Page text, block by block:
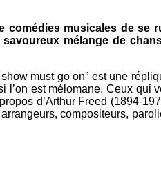
comédies musicales de se
mélange de
must go on” est une
l’on est mélomane. Ceux qui
d’Arthur Freed (1894-
compositeurs,